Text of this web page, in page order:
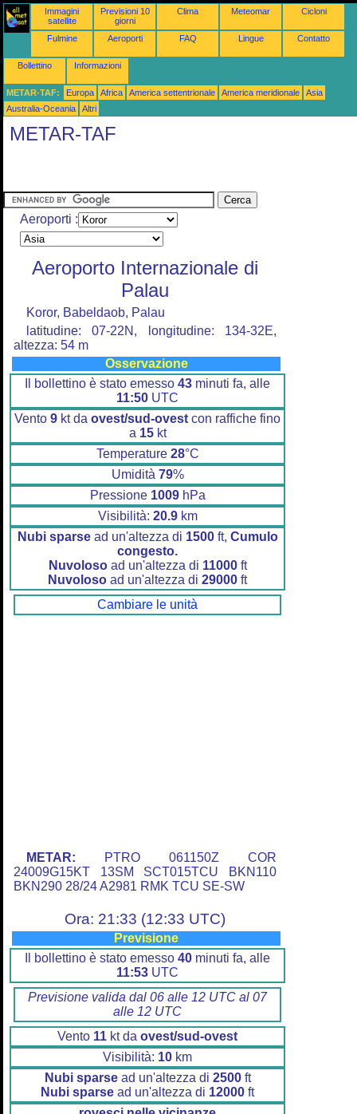
Immagini
satellite
Previsioni 10
giorni
Clima Meteomar Cicloni
Fulmine Aeroporti FAQ Lingue Contatto
Bollettino Informazioni
METAR-TAF: Europa Africa America settentrionale America meridionale
Asia
Australia-Oceania
Altri
METAR-TAF
Aeroporti :
Aeroporto Internazionale di
Palau
Koror, Babeldaob, Palau
latitudine: 07-22N, longitudine: 134-32E,
altezza: 54 m
Osservazione
Il bollettino è stato emesso 43 minuti fa, alle
11:50 UTC
Vento 9 kt da ovest/sud-ovest con raffiche fino
a 15kt
Temperature 28°C
Umidità 79%
Pressione 1009hPa
Visibilità: 20.9km
Nubi sparsead un'altezza di 1500ft, Cumulo
congesto.
Nuvolosoad un'altezza di 11000ft
Nuvoloso ad un'altezza di 29000 ft
Cambiare le unità
METAR: PTRO 061150Z COR
24009G15KT 13SM SCT015TCU BKN110
BKN290 28/24 A2981 RMK TCU SE-SW
Ora: 21:33 (12:33 UTC)
Previsione
Il bollettino è stato emesso 40 minuti fa, alle
11:53 UTC
Previsione valida dal 06 alle 12 UTC al 07
alle 12 UTC
Vento 11 kt da ovest/sud-ovest
Visibilità: 10 km
Nubi sparsead un'altezza di 2500ft
Nubi sparse ad un'altezza di 12000 ft